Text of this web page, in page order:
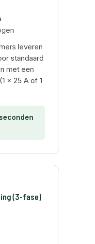
leveren
standaard
met een
× 25 A of 1
(3-fase)